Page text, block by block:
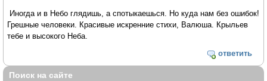
Иногда и в Небо глядишь, а спотыкаешься. Но куда нам без ошибок!
Грешные человеки. Красивые искренние стихи, Валюша. Крыльев
тебе и высокого Неба.
ответить
Поиск на сайте